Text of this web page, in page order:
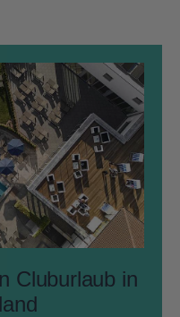
Cluburlaub in